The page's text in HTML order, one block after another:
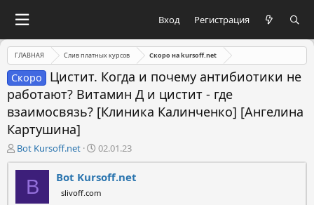
Вход Регистрация
ГЛАВНАЯ Слив платных курсов Скоро на kursoff.net
Скоро
Цистит. Когда и почему антибиотики не
работают? Витамин Д и цистит - где
взаимосвязь? [Клиника Калинченко] [Ангелина
Картушина]
А
в
т
Bot Kursoff.net
Д
а
т
а
н
02.01.23
B Bot Kursoff.net
slivoff.com